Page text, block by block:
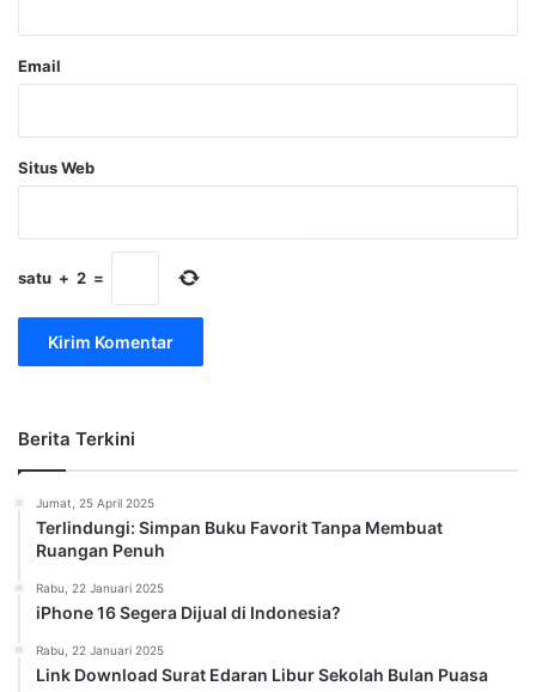
Email
Situs Web
satu + 2 =
Berita Terkini
Jumat, 25 April 2025
Terlindungi: Simpan Buku Favorit Tanpa Membuat
Ruangan Penuh
Rabu, 22 Januari 2025
iPhone 16 Segera Dijual di Indonesia?
Rabu, 22 Januari 2025
Link Download Surat Edaran Libur Sekolah Bulan Puasa